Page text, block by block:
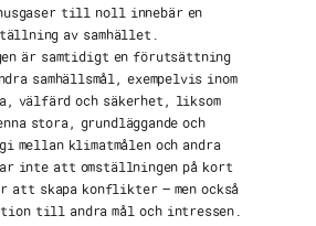
till noll innebär en
av samhället.
är samtidigt en förutsättning
samhällsmål, exempelvis inom
välfärd och säkerhet, liksom
stora, grundläggande och
mellan klimatmålen och andra
inte att omställningen på kort
att skapa konflikter – men också
till andra mål och intressen.